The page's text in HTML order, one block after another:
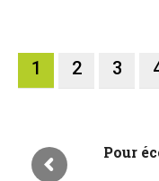
1 2 3
Pour